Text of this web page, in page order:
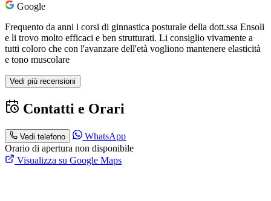
Google
Frequento da anni i corsi di ginnastica posturale della dott.ssa Ensoli
e li trovo molto efficaci e ben strutturati. Li consiglio vivamente a
tutti coloro che con l'avanzare dell'età vogliono mantenere elasticità
e tono muscolare
Vedi più recensioni
Contatti e Orari
Vedi telefono
WhatsApp
Orario di apertura non disponibile
Visualizza su Google Maps